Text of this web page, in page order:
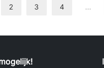
2 3 4 …